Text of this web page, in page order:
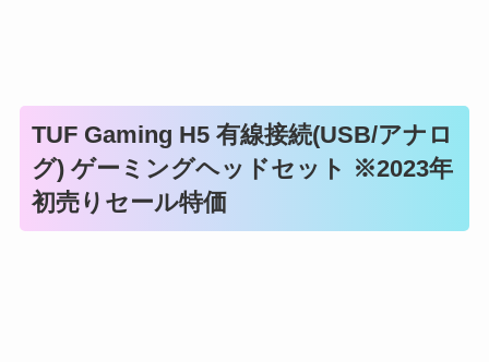
TUF Gaming H5 有線接続(USB/アナロ
グ) ゲーミングヘッドセット ※2023年
初売りセール特価